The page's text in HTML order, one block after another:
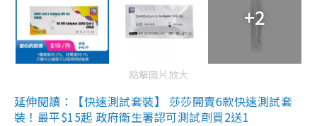
+2
點擊圖片放大
延伸閱讀：【快速測試套裝】 莎莎開賣6款快速測試套
裝！最平$15起 政府衛生署認可測試劑買2送1